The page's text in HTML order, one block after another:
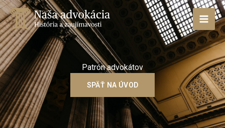
Preskočiť
na
obsah
Patrón advokátov
SPÄŤ NA ÚVOD